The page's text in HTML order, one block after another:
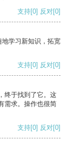
支持[0] 反对[0]
学习新知识，拓宽
支持[0] 反对[0]
终于找到了它。这
需求。操作也很简
支持[0] 反对[0]